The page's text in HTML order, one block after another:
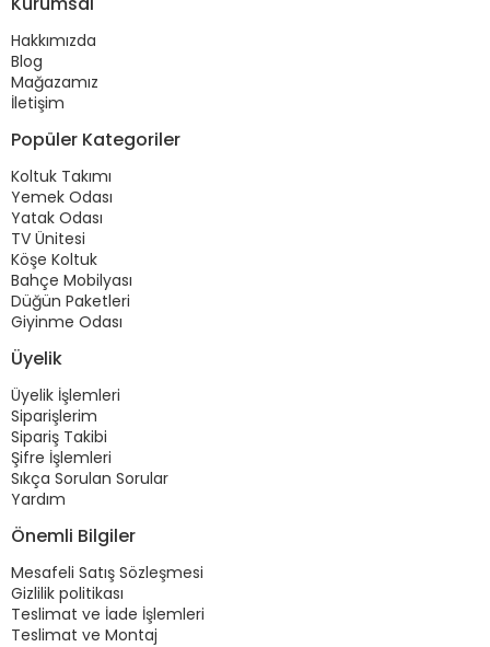
Hakkımızda
Blog
Mağazamız
İletişim
Popüler Kategoriler
Koltuk Takımı
Yemek Odası
Yatak Odası
TV Ünitesi
Köşe Koltuk
Bahçe Mobilyası
Düğün Paketleri
Giyinme Odası
Üyelik
Üyelik İşlemleri
Siparişlerim
Sipariş Takibi
Şifre İşlemleri
Sıkça Sorulan Sorular
Yardım
Önemli Bilgiler
Mesafeli Satış Sözleşmesi
Gizlilik politikası
Teslimat ve İade İşlemleri
Teslimat ve Montaj